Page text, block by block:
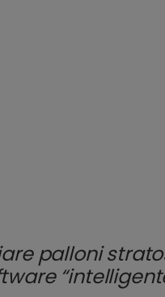
palloni